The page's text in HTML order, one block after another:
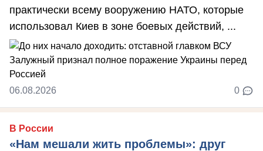
практически всему вооружению НАТО, которые
использовал Киев в зоне боевых действий, ...
06.08.2026 0
В России
«Нам мешали жить проблемы»: друг